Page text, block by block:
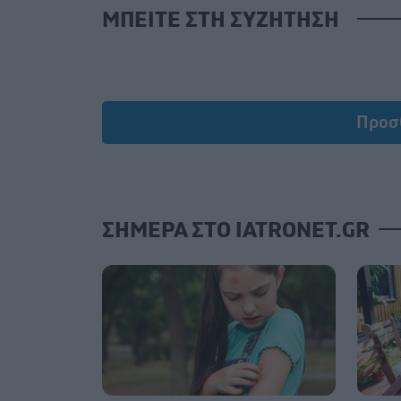
ΜΠΕΙΤΕ ΣΤΗ ΣΥΖΗΤΗΣΗ
ΣΗΜΕΡΑ ΣΤΟ IATRONET.GR